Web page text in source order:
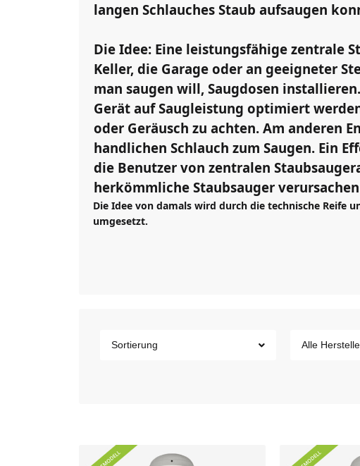
langen Schlauches Staub aufsaugen
Die Idee: Eine leistungsfähige zentrale
Keller, die Garage oder an geeigneter
man saugen will, Saugdosen
Gerät auf Saugleistung optimiert
oder Geräusch zu achten. Am anderen
handlichen Schlauch zum Saugen. Ein
die Benutzer von zentralen
herkömmliche Staubsauger
Die Idee von damals wird durch die technische Reife
umgesetzt.
Sortierung Alle